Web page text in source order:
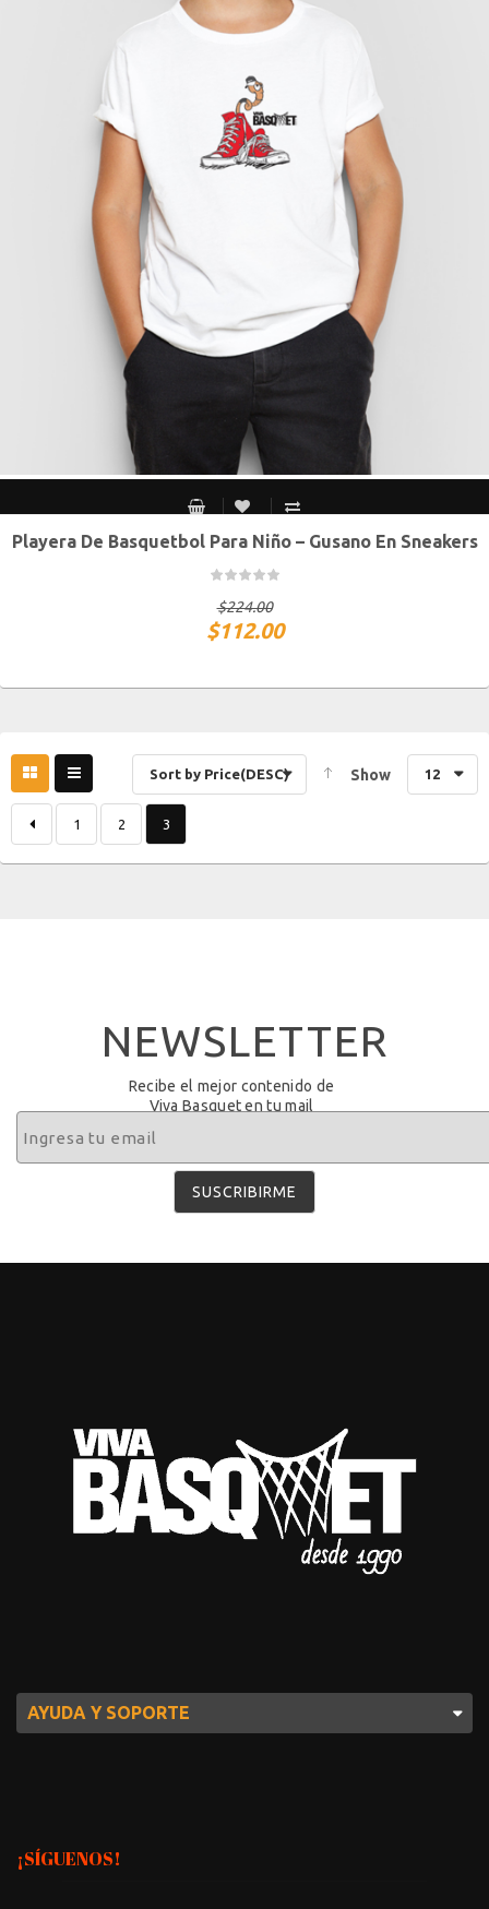
Chico Mediano Grande Extra Grande
Playera De Basquetbol Para Niño – Gusano En Sneakers
$224.00
$112.00
Sort by Price(DESC) Show 12
1 2 3
NEWSLETTER
Recibe el mejor contenido de
Viva Basquet en tu mail
AYUDA Y SOPORTE
¡SÍGUENOS!